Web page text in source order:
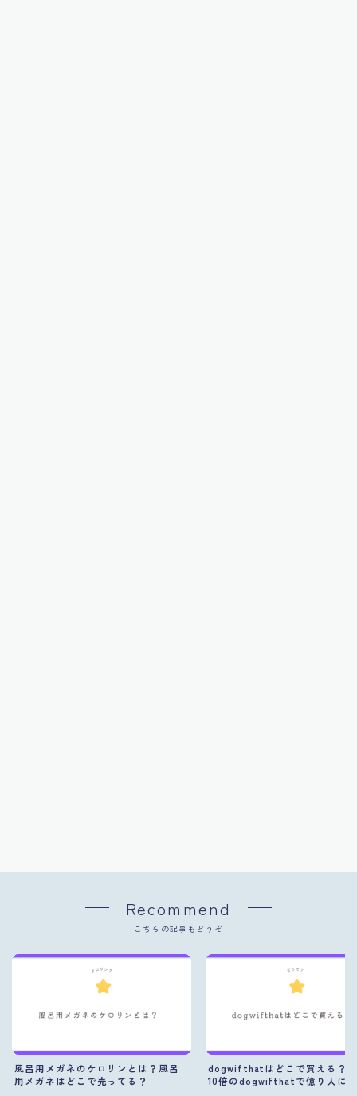
Recommend
こちらの記事もどうぞ
風呂用メガネのケロリンとは？風呂
用メガネはどこで売ってる？
dogwifthatはどこで買える？
10倍のdogwifthatで億り人に？